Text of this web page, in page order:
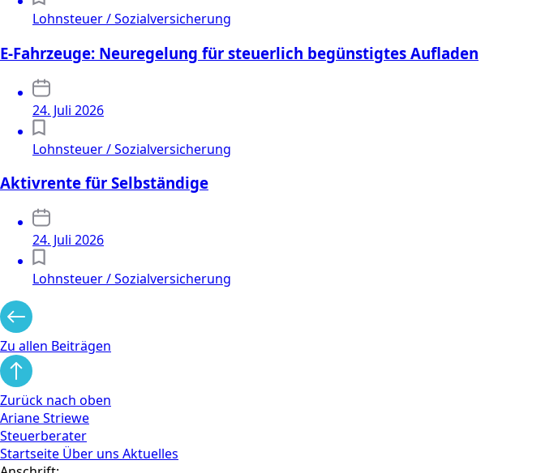
Lohnsteuer / Sozialversicherung
E-Fahrzeuge: Neuregelung für steuerlich begünstigtes Aufladen
24. Juli 2026
Lohnsteuer / Sozialversicherung
Aktivrente für Selbständige
24. Juli 2026
Lohnsteuer / Sozialversicherung
Zu allen Beiträgen
Zurück nach oben
Ariane Striewe
Steuerberater
Startseite Über uns Aktuelles